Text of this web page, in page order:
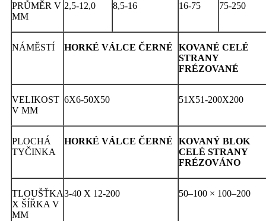
PRŮMĚR V
MM
2,5-12,0 8,5-16 16-75 75-250
NÁMĚSTÍ HORKÉ VÁLCE ČERNÉ
KOVANÉ CELÉ
STRANY
FRÉZOVANÉ
VELIKOST
V MM
6X6-50X50 51X51-200X200
PLOCHÁ
TYČINKA
HORKÉ VÁLCE ČERNÉ
KOVANÝ BLOK
CELÉ STRANY
FRÉZOVÁNO
TLOUŠŤKA
X ŠÍŘKA V
MM
3-40 X 12-200 50–100 × 100–200